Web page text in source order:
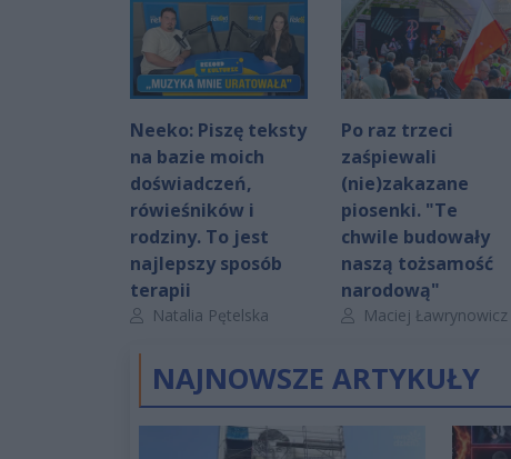
Neeko: Piszę teksty
na bazie moich
doświadczeń,
rówieśników i
rodziny. To jest
najlepszy sposób
terapii
Autor artykułu:
Natalia Pętelska
Po raz trzeci
zaśpiewali
(nie)zakazane
piosenki. "Te
chwile budowały
naszą tożsamość
narodową"
Autor artykułu:
Maciej Ławrynowicz
NAJNOWSZE ARTYKUŁY